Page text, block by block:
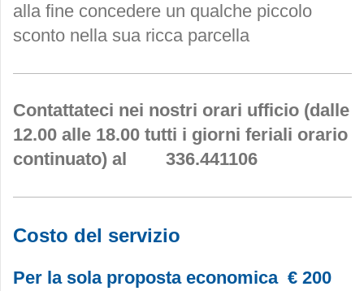
alla fine concedere un qualche piccolo
sconto nella sua ricca parcella
Contattateci nei nostri orari ufficio (dalle
12.00 alle 18.00 tutti i giorni feriali orario
continuato) al 336.441106
Costo del servizio
Per la sola proposta economica € 200